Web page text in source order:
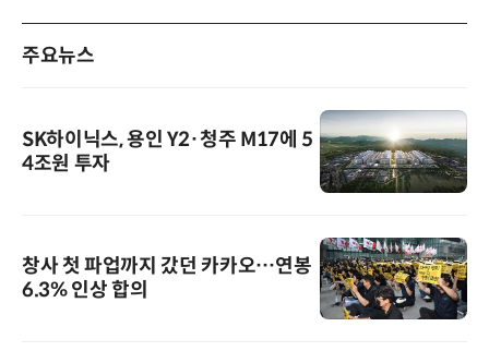
주요뉴스
SK하이닉스, 용인 Y2·청주 M17에 5
4조원 투자
창사 첫 파업까지 갔던 카카오…연봉
6.3% 인상 합의